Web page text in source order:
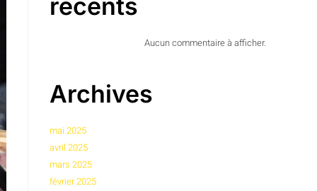
récents
Aucun commentaire à afficher.
Archives
mai 2025
avril 2025
mars 2025
février 2025